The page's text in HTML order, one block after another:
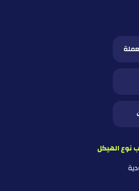
نوع الهيكل